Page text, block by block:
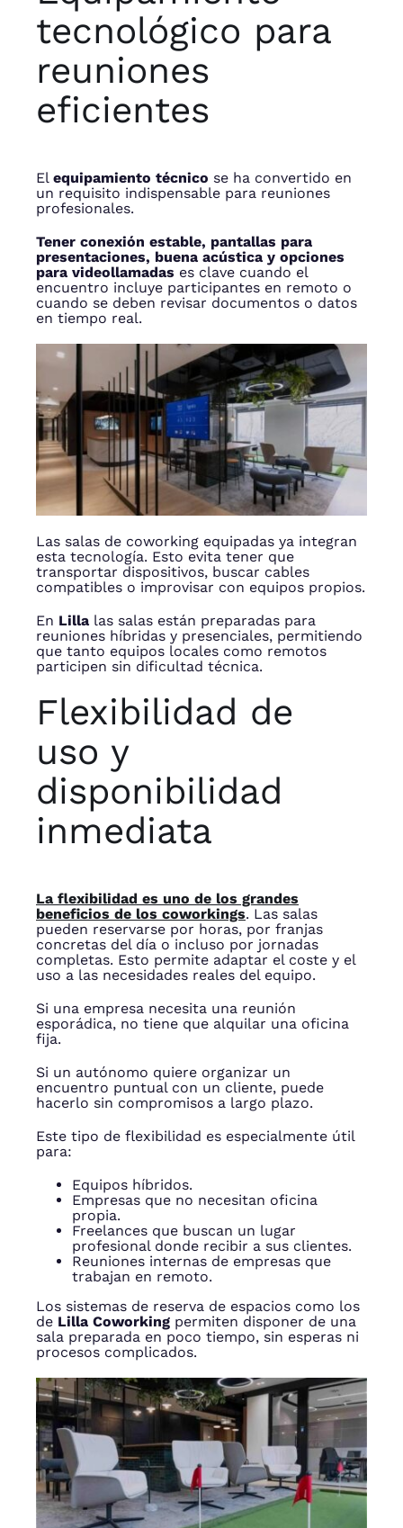
tecnológico para
reuniones
eficientes
El equipamiento técnico se ha convertido en
un requisito indispensable para reuniones
profesionales.
Tener conexión estable, pantallas para
presentaciones, buena acústica y opciones
para videollamadas es clave cuando el
encuentro incluye participantes en remoto o
cuando se deben revisar documentos o datos
en tiempo real.
Las salas de coworking equipadas ya integran
esta tecnología. Esto evita tener que
transportar dispositivos, buscar cables
compatibles o improvisar con equipos propios.
En Lilla las salas están preparadas para
reuniones híbridas y presenciales, permitiendo
que tanto equipos locales como remotos
participen sin dificultad técnica.
Flexibilidad de
uso y
disponibilidad
inmediata
La flexibilidad es uno de los grandes
beneficios de los coworkings. Las salas
pueden reservarse por horas, por franjas
concretas del día o incluso por jornadas
completas. Esto permite adaptar el coste y el
uso a las necesidades reales del equipo.
Si una empresa necesita una reunión
esporádica, no tiene que alquilar una oficina
fija.
Si un autónomo quiere organizar un
encuentro puntual con un cliente, puede
hacerlo sin compromisos a largo plazo.
Este tipo de flexibilidad es especialmente útil
para:
Equipos híbridos.
Empresas que no necesitan oficina
propia.
Freelances que buscan un lugar
profesional donde recibir a sus clientes.
Reuniones internas de empresas que
trabajan en remoto.
Los sistemas de reserva de espacios como los
de Lilla Coworking permiten disponer de una
sala preparada en poco tiempo, sin esperas ni
procesos complicados.